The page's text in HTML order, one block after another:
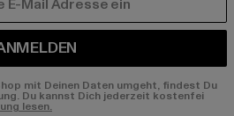
mit Deinen Daten umgeht, findest Du
Du kannst Dich jederzeit kostenfei
lesen.